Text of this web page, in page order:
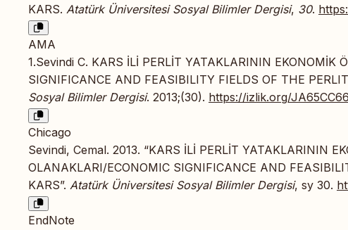
KARS. Atatürk Üniversitesi Sosyal Bilimler Dergisi, 30.
AMA
1.Sevindi C. KARS İLİ PERLİT YATAKLARININ EKONOMİK
SIGNIFICANCE AND FEASIBILITY FIELDS OF THE
Sosyal Bilimler Dergisi. 2013;(30). https://izlik.org/
Chicago
Sevindi, Cemal. 2013. “KARS İLİ PERLİT YATAKLARININ
OLANAKLARI/ECONOMIC SIGNIFICANCE AND
KARS”. Atatürk Üniversitesi Sosyal Bilimler Dergisi, sy 30.
EndNote